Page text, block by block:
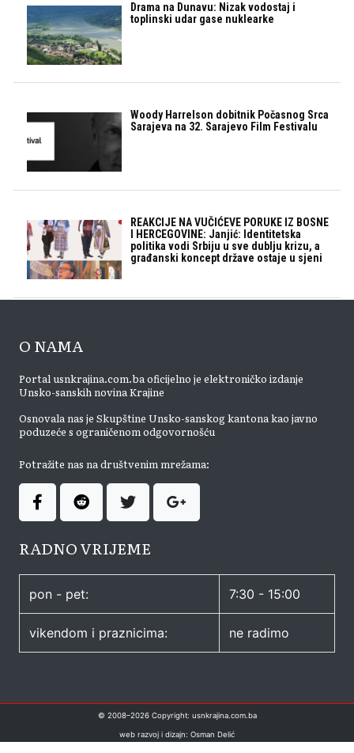
Drama na Dunavu: Nizak vodostaj i
toplinski udar gase nuklearke
Woody Harrelson dobitnik Počasnog Srca
Sarajeva na 32. Sarajevo Film Festivalu
REAKCIJE NA VUČIĆEVE PORUKE IZ BOSNE
I HERCEGOVINE: Janjić: Identitetska
politika vodi Srbiju u sve dublju krizu, a
građanski koncept države ostaje u sjeni
O NAMA
Portal usnkrajina.com.ba oficijelno je elektroničko izdanje
Unsko-sanskih novina Krajine
Osnovala nas je Skupštine Unsko-sanskog kantona kao javno
poduzeće s ograničenom odgovornošću
Potražite nas na društvenim mrežama:
RADNO VRIJEME
pon - pet: 7:30 - 15:00
vikendom i praznicima: ne radimo
© 2008–2026Copyright: usnkrajina.com.ba
web razvoj i dizajn: Osman Delić